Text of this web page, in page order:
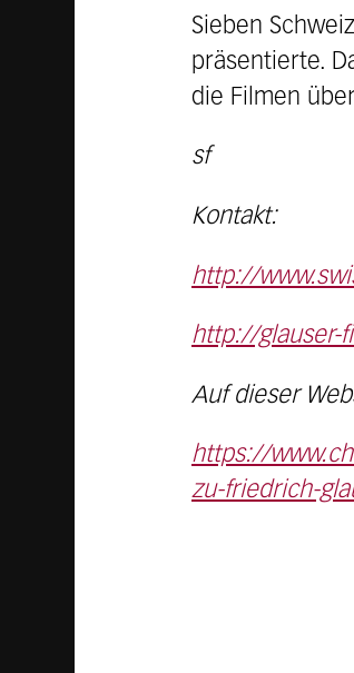
Sieben
präsentierte.
die Filmen
sf
Kontakt:
http://
http://glauser-
Auf dieser
https://
zu-friedrich-